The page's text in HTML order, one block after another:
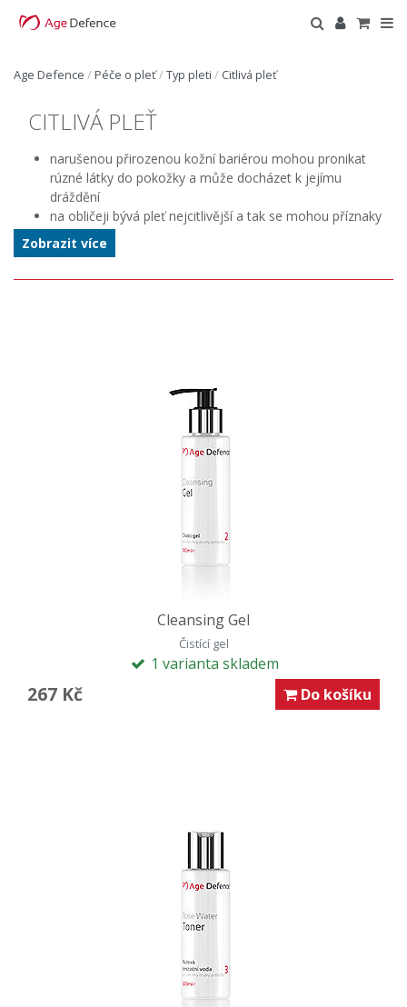
Age Defence / Péče o pleť/Typ pleti / Citlivá pleť
CITLIVÁ PLEŤ
narušenou přirozenou kožní bariérou mohou pronikat
rúzné látky do pokožky a může docházet k jejímu
dráždění
na obličeji bývá pleť nejcitlivější a tak se mohou příznaky
přecitlivělosti projevovat právě zde nejznatelněji
hypersenzitivní pleť obličeje
na tomto typu pokožky se nepříznivě projevují další vlivy
jako hormonální změny, stres, UV záření, z velké části i
pro citlivou pleť je vhodná kosmetika, která se k pleti
chová šetrně, nedráždí ji, chrání jí před vnějšími vlivy,
vnitřně ji vyživuje a hydratuje - řada Sensi Skin
Zobrazit více
Cleansing Gel
Čistící gel
1 varianta skladem
267 Kč Do košíku